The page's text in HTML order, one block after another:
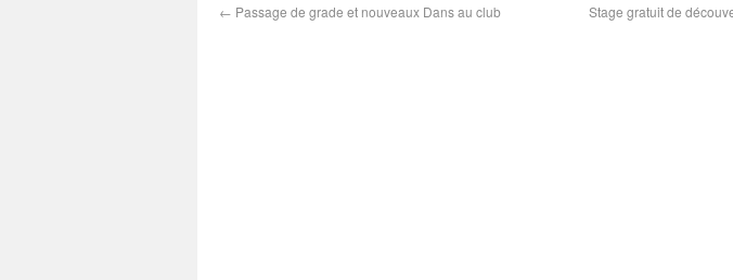
← Passage de grade et nouveaux Dans au club Stage gratuit de